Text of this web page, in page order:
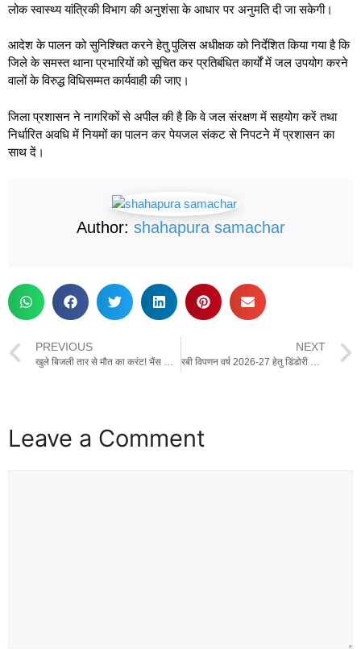
लोक स्वास्थ्य यांत्रिकी विभाग की अनुशंसा के आधार पर अनुमति दी जा सकेगी।
आदेश के पालन को सुनिश्चित करने हेतु पुलिस अधीक्षक को निर्देशित किया गया है कि
जिले के समस्त थाना प्रभारियों को सूचित कर प्रतिबंधित कार्यों में जल उपयोग करने
वालों के विरुद्ध विधिसम्मत कार्यवाही की जाए।
जिला प्रशासन ने नागरिकों से अपील की है कि वे जल संरक्षण में सहयोग करें तथा
निर्धारित अवधि में नियमों का पालन कर पेयजल संकट से निपटने में प्रशासन का
साथ दें।
Author: shahapura samachar
PREVIOUS
खुले बिजली तार से मौत का करंट! भैंस और बैल की मौत, 3 साल का बच्चा घायल — बिजली विभाग बेखबर
NEXT
रबी विपणन वर्ष 2026-27 हेतु डिंडोरी जिले में 13 गेहूं पंजीयन केंद्र स्थापित,शहपुरा के मानिकपुर मे भी होगी खरीदी
Leave a Comment